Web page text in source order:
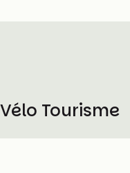
Tourisme